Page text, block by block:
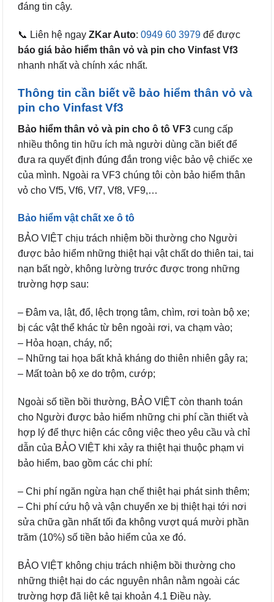
đáng tin cậy.
📞 Liên hệ ngay ZKar Auto: 0949 60 3979 để được
báo giá bảo hiểm thân vỏ và pin cho Vinfast Vf3
nhanh nhất và chính xác nhất.
Thông tin cần biết về bảo hiểm thân vỏ và
pin cho Vinfast Vf3
Bảo hiểm thân vỏ và pin cho ô tô VF3 cung cấp
nhiều thông tin hữu ích mà người dùng cần biết để
đưa ra quyết định đúng đắn trong việc bảo vệ chiếc xe
của mình. Ngoài ra VF3 chúng tôi còn bảo hiểm thân
vỏ cho Vf5, Vf6, Vf7, Vf8, VF9,…
Bảo hiểm vật chất xe ô tô
BẢO VIỆT chịu trách nhiệm bồi thường cho Người
được bảo hiểm những thiệt hại vật chất do thiên tai, tai
nạn bất ngờ, không lường trước được trong những
trường hợp sau:
– Đâm va, lật, đổ, lệch trọng tâm, chìm, rơi toàn bộ xe;
bị các vật thể khác từ bên ngoài rơi, va chạm vào;
– Hỏa hoạn, cháy, nổ;
– Những tai họa bất khả kháng do thiên nhiên gây ra;
– Mất toàn bộ xe do trộm, cướp;
Ngoài số tiền bồi thường, BẢO VIỆT còn thanh toán
cho Người được bảo hiểm những chi phí cần thiết và
hợp lý để thực hiện các công việc theo yêu cầu và chỉ
dẫn của BẢO VIỆT khi xảy ra thiệt hại thuộc phạm vi
bảo hiểm, bao gồm các chi phí:
– Chi phí ngăn ngừa hạn chế thiệt hại phát sinh thêm;
– Chi phí cứu hộ và vận chuyển xe bị thiệt hại tới nơi
sửa chữa gần nhất tối đa không vượt quá mười phần
trăm (10%) số tiền bảo hiểm của xe đó.
BẢO VIỆT không chịu trách nhiệm bồi thường cho
những thiệt hại do các nguyên nhân nằm ngoài các
trường hợp đã liệt kê tại khoản 4.1 Điều này.